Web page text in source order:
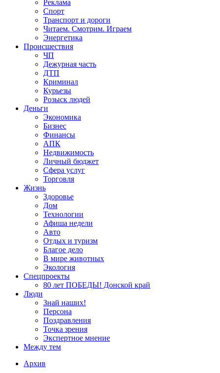
Реклама
Спорт
Транспорт и дороги
Читаем. Смотрим. Играем
Энергетика
Происшествия
ЧП
Дежурная часть
ДТП
Криминал
Курьезы
Розыск людей
Деньги
Экономика
Бизнес
Финансы
АПК
Недвижимость
Личный бюджет
Сфера услуг
Торговля
Жизнь
Здоровье
Дом
Технологии
Афиша недели
Авто
Отдых и туризм
Благое дело
В мире животных
Экология
Спецпроекты
80 лет ПОБЕДЫ! Донской край
Люди
Знай наших!
Персона
Поздравления
Точка зрения
Экспертное мнение
Между тем
Архив